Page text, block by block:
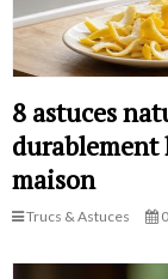
8 astuces
durablement
maison
Trucs & Astuces